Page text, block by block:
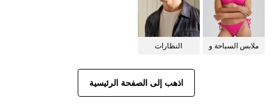
ملابس السباحة و
النظارات
اذهب إلى الصفحة الرئيسية